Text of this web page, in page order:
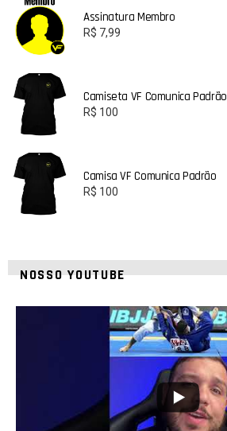
Assinatura Membro
R$ 7,99
Camiseta VF Comunica Padrão
R$ 100
Camisa VF Comunica Padrão
R$ 100
NOSSO YOUTUBE